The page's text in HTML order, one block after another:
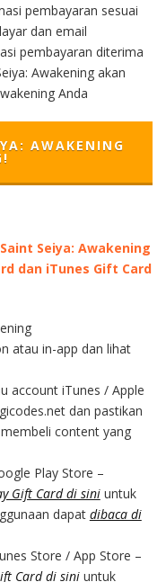
pembayaran sesuai
dan email
pembayaran diterima
Awakening akan
Anda
AWAKENING
Seiya: Awakening
dan iTunes Gift Card
atau in-app dan lihat
account iTunes / Apple
dan pastikan
content yang
Play Store –
Gift Card di siniuntuk
dapat dibaca di
Store / App Store –
Card di sini untuk